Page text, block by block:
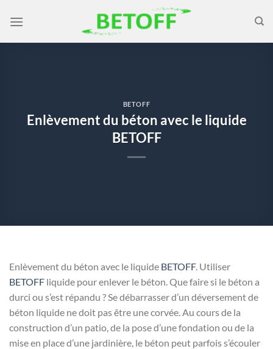
BETOFF
Enlèvement du béton avec le liquide
BETOFF
Enlèvement du béton avec le liquide BETOFF. Utiliser
BETOFF liquide pour enlever le béton. Que faire si le béton a
durci ou s’est répandu ? Se débarrasser d’un déversement de
béton liquide ne doit pas être une corvée. Au cours de la
construction d’un patio, de la pose d’une fondation ou de la
mise en place d’une jardinière, le béton peut parfois s’écouler